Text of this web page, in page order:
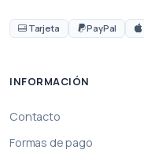
Tarjeta PayPal
INFORMACIÓN
Contacto
Formas de pago